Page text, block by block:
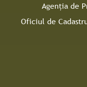
Agenţia de
Oficiul de